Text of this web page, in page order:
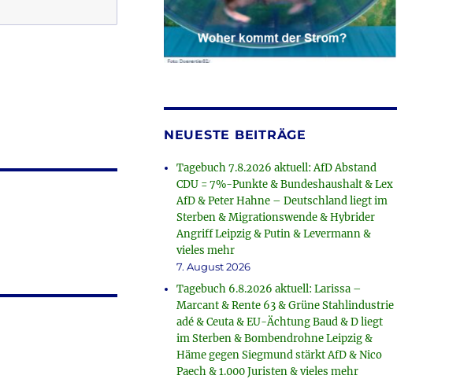
NEUESTE BEITRÄGE
Tagebuch 7.8.2026 aktuell: AfD Abstand
CDU = 7%-Punkte & Bundeshaushalt & Lex
AfD & Peter Hahne – Deutschland liegt im
Sterben & Migrationswende & Hybrider
Angriff Leipzig & Putin & Levermann &
vieles mehr
7. August 2026
Tagebuch 6.8.2026 aktuell: Larissa –
Marcant & Rente 63 & Grüne Stahlindustrie
adé & Ceuta & EU-Ächtung Baud & D liegt
im Sterben & Bombendrohne Leipzig &
Häme gegen Siegmund stärkt AfD & Nico
Paech & 1.000 Juristen & vieles mehr